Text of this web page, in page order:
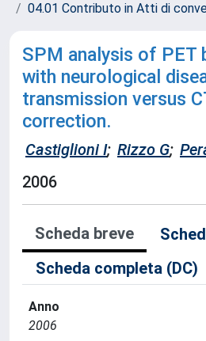
04.01 Contributo in Atti di
SPM analysis of PET
with neurological
transmission versus
correction.
Castiglioni I; Rizzo G;
2006
Scheda breve
Scheda completa (DC)
Anno
2006